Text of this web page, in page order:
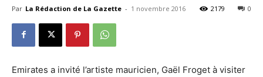
Par La Rédaction de La Gazette - 1 novembre 2016 0
2179
Emirates a invité l’artiste mauricien, Gaël Froget à visiter